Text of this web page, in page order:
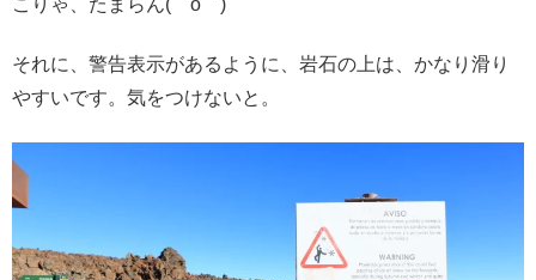
こりゃ、たまらん(゜o゜)
それに、警告表示があるように、岩石の上は、かなり滑り
やすいです。気をつけないと。